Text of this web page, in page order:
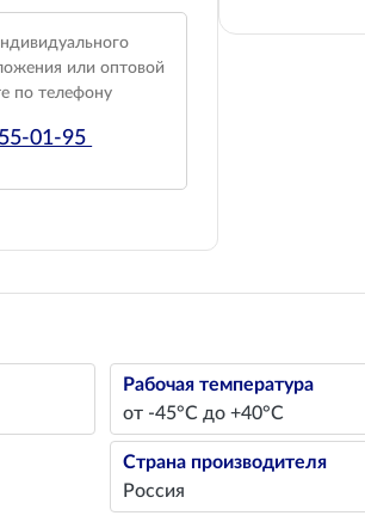
или оптовой
по телефону
01-95
Рабочая температура
от -45°С до +40°С
Страна производителя
Россия